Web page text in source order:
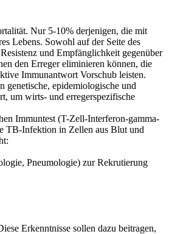
Nur 5-10% derjenigen, die mit
Lebens. Sowohl auf der Seite des
und Empfänglichkeit gegenüber
den Erreger eliminieren können, die
Immunantwort Vorschub leisten.
genetische, epidemiologische und
um wirts- und erregerspezifische
Immuntest (T-Zell-Interferon-gamma-
TB-Infektion in Zellen aus Blut und
Pneumologie) zur Rekrutierung
Erkenntnisse sollen dazu beitragen,